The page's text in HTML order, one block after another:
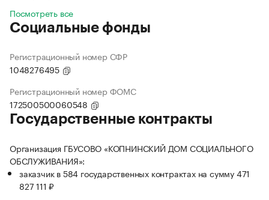
Посмотреть все
Социальные фонды
Регистрационный номер СФР
1048276495
Регистрационный номер ФОМС
172500500060548
Государственные контракты
Организация ГБУСОВО «КОПНИНСКИЙ ДОМ СОЦИАЛЬНОГО
ОБСЛУЖИВАНИЯ»:
заказчик в 584 государственных контрактах на сумму 471
827 111 ₽